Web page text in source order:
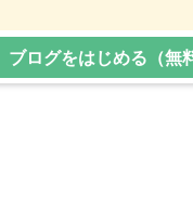
ブログをはじめる（無